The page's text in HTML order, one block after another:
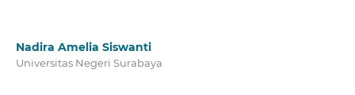
Nadira Amelia Siswanti
Universitas Negeri Surabaya